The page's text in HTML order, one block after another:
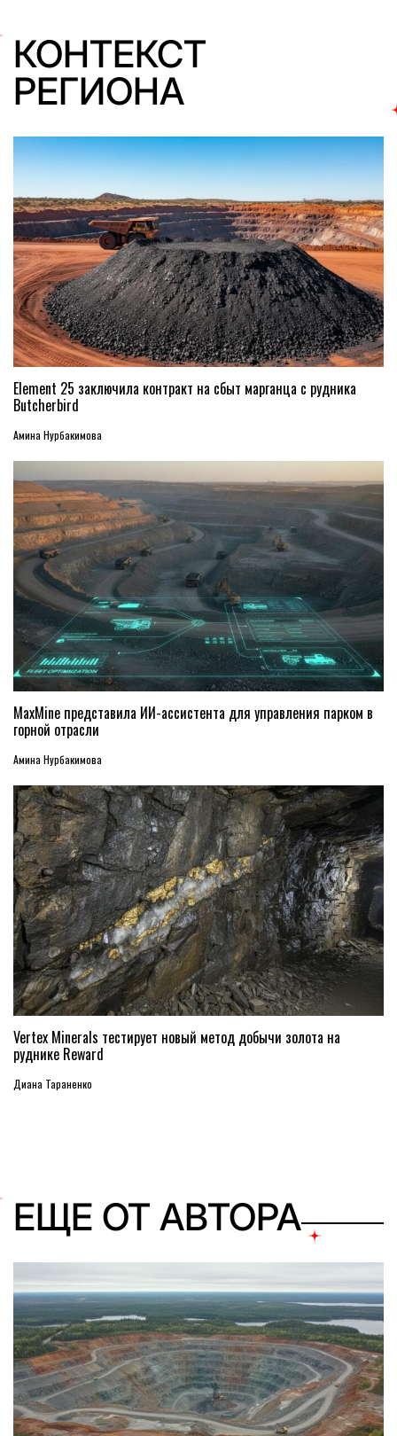
КОНТЕКСТ
РЕГИОНА
Element 25 заключила контракт на сбыт марганца с рудника
Butcherbird
Амина Нурбакимова
MaxMine представила ИИ-ассистента для управления парком в
горной отрасли
Амина Нурбакимова
Vertex Minerals тестирует новый метод добычи золота на
руднике Reward
Диана Тараненко
ЕЩЕ ОТ АВТОРА